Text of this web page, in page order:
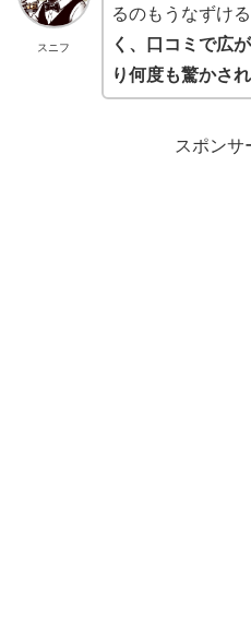
スニフ
るのもうなずける
く、口コミで広
り何度も驚かされ
スポンサ